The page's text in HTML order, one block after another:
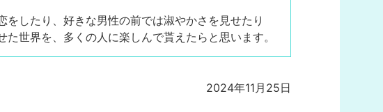
したり、好きな男性の前では淑やかさを見せたり
世界を、多くの人に楽しんで貰えたらと思います。
2024年11月25日